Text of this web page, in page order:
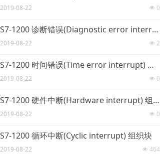
넶 0
2019-08-22
S7-1200 诊断错误(Diagnostic error interrupt) 组织块
넶 2
2019-08-22
S7-1200 时间错误(Time error interrupt) 组织块
넶 0
2019-08-22
S7-1200 硬件中断(Hardware interrupt) 组织块
넶 0
2019-08-22
S7-1200 循环中断(Cyclic interrupt) 组织块
넶 464
2019-08-22